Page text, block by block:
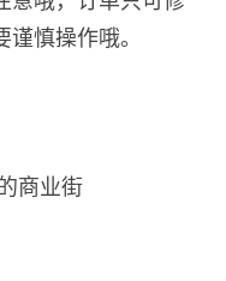
慎操作哦。
商业街